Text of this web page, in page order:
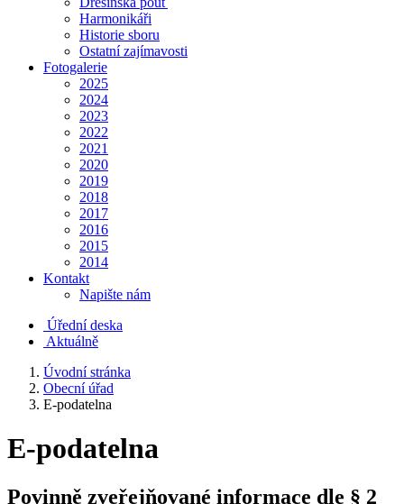
Harmonikáři
Historie sboru
Ostatní zajímavosti
Fotogalerie
2025
2024
2023
2022
2021
2020
2019
2018
2017
2016
2015
2014
Kontakt
Napište nám
Úřední deska
Aktuálně
Úvodní stránka
Obecní úřad
E-podatelna
E-podatelna
Povinně zveřejňované informace dle § 2